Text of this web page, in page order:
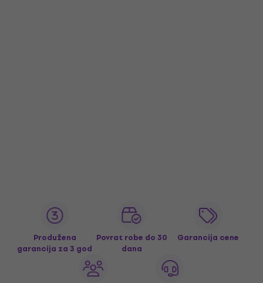
Produžena
garancija za 3 god
Povrat robe do 30
dana
Garancija cene